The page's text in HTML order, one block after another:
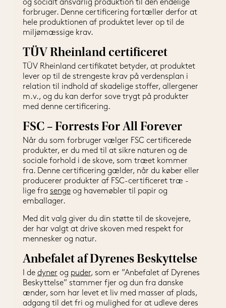
og socialt ansvarlig produktion til den endelige
forbruger. Denne certificering fortæller derfor at
hele produktionen af produktet lever op til de
miljømæssige krav.
TÜV Rheinland certificeret
TÜV Rheinland certifikatet betyder, at produktet
lever op til de strengeste krav på verdensplan i
relation til indhold af skadelige stoffer, allergener
m.v., og du kan derfor sove trygt på produkter
med denne certificering.
FSC – Forrests For All Forever
Når du som forbruger vælger FSC certificerede
produkter, er du med til at sikre naturen og de
sociale forhold i de skove, som træet kommer
fra. Denne certificering gælder, når du køber eller
producerer produkter af FSC-certificeret træ -
lige fra senge og havemøbler til papir og
emballager.
Med dit valg giver du din støtte til de skovejere,
der har valgt at drive skoven med respekt for
mennesker og natur.
Anbefalet af Dyrenes Beskyttelse
I de dyner og puder, som er ”Anbefalet af Dyrenes
Beskyttelse” stammer fjer og dun fra danske
ænder, som har levet et liv med masser af plads,
adgang til det fri og mulighed for at udleve deres